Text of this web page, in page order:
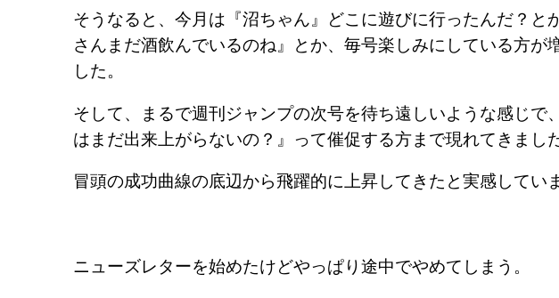
そうなると、今月は『沼ちゃん』どこに遊びに行ったんだ？と
さんまだ酒飲んでいるのね』とか、毎号楽しみにしている方が
した。
そして、まるで週刊ジャンプの次号を待ち遠しいような感じで
はまだ出来上がらないの？』って催促する方まで現れてきまし
冒頭の成功曲線の底辺から飛躍的に上昇してきたと実感してい
ニューズレターを始めたけどやっぱり途中でやめてしまう。